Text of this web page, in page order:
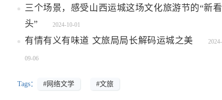
三个场景，感受山西运城这场文化旅游节的“新看
头”
2024-10-01
有情有义有味道 文旅局局长解码运城之美 2024-
09-06
Tags： #网络文学 #文旅